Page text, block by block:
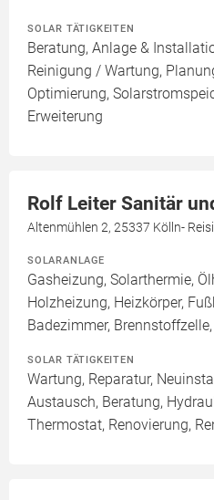
SOLAR TÄTIGKEITEN
Beratung, Anlage &
Reinigung / Wartung,
Optimierung,
Erweiterung
Rolf Leiter Sanitär
Altenmühlen 2, 25337 Kölln-
SOLARANLAGE
Gasheizung, Solarthermie,
Holzheizung, Heizkörper,
Badezimmer,
SOLAR TÄTIGKEITEN
Wartung, Reparatur,
Austausch, Beratung,
Thermostat, Renovierung,